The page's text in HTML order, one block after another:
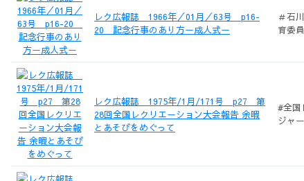
レク広報誌 1966年／01月／63号 p16-
20 記念行事のあり方ー成人式ー
＃石
育委
レク広報誌 1975年/1月/171号 p27 第
28回全国レクリエーション大会報告 余暇
とあそびをめぐって
#全
ジャ